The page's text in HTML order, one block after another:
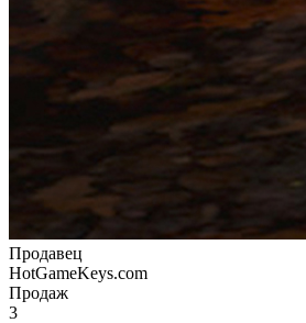
Продавец
HotGameKeys.com
Продаж
3